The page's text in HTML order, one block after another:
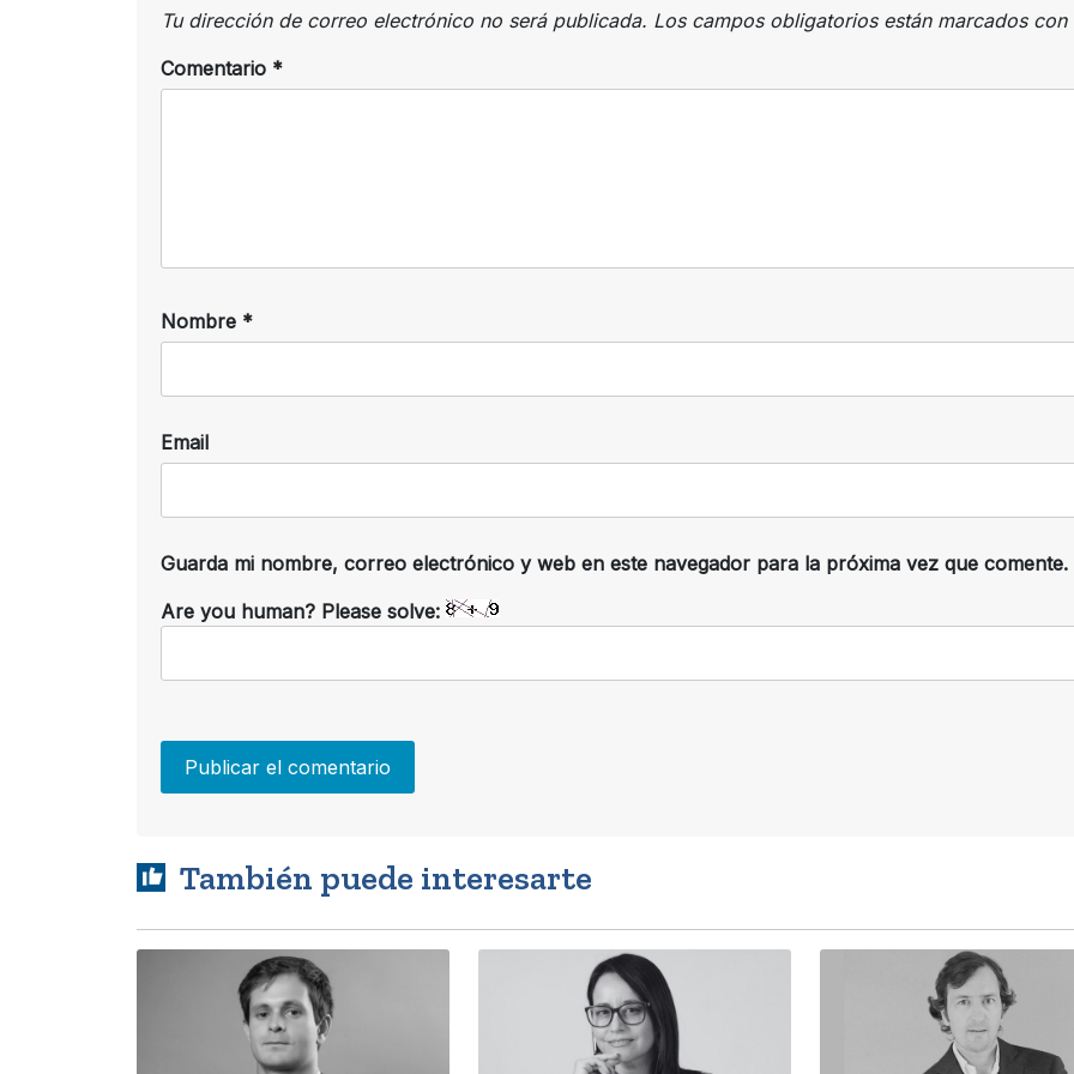
Tu dirección de correo electrónico no será publicada. Los campos obligatorios están marcados con
Comentario *
Nombre *
Email
Guarda mi nombre, correo electrónico y web en este navegador para la próxima vez que comente.
Are you human? Please solve:
También puede interesarte